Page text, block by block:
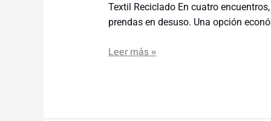
Textil Reciclado En cuatro
prendas en desuso. Una opción
Leer más »